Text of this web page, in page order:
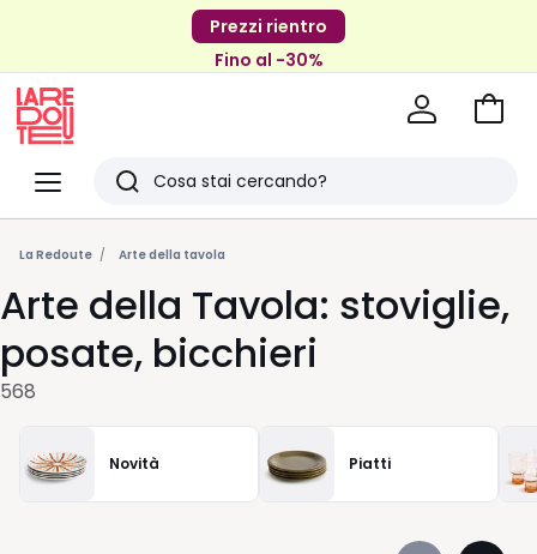
Prezzi rientro
Fino al -30%
Menu
Redoute
Ricerca
Ultimi
articoli
visti
Vai
La Redoute Arte della tavola
Arte della Tavola: stoviglie,
posate, bicchieri
568
Novità Piatti